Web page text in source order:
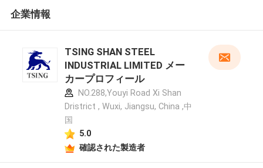
企業情報
TSING SHAN STEEL
INDUSTRIAL LIMITED メー
カープロフィール
NO.288,Youyi Road Xi Shan
Dristrict , Wuxi, Jiangsu, China ,中
国
5.0
確認された製造者